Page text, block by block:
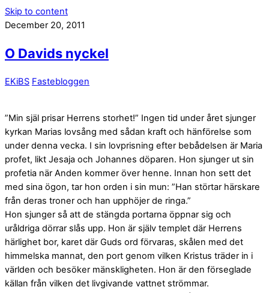
Skip to content
December 20, 2011
O Davids nyckel
EKiBS Fastebloggen
”Min själ prisar Herrens storhet!” Ingen tid under året sjunger
kyrkan Marias lovsång med sådan kraft och hänförelse som
under denna vecka. I sin lovprisning efter bebådelsen är Maria
profet, likt Jesaja och Johannes döparen. Hon sjunger ut sin
profetia när Anden kommer över henne. Innan hon sett det
med sina ögon, tar hon orden i sin mun: ”Han störtar härskare
från deras troner och han upphöjer de ringa.”
Hon sjunger så att de stängda portarna öppnar sig och
uråldriga dörrar slås upp. Hon är själv templet där Herrens
härlighet bor, karet där Guds ord förvaras, skålen med det
himmelska mannat, den port genom vilken Kristus träder in i
världen och besöker mänskligheten. Hon är den förseglade
källan från vilken det livgivande vattnet strömmar.